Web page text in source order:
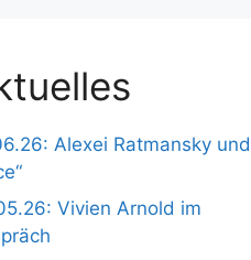
Alexei Ratmansky und
Vivien Arnold im